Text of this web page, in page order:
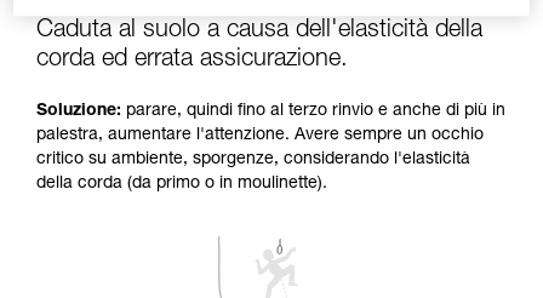
Caduta al suolo a causa dell'elasticità della
corda ed errata assicurazione.
Soluzione: parare, quindi fino al terzo rinvio e anche di più in
palestra, aumentare l'attenzione. Avere sempre un occhio
critico su ambiente, sporgenze, considerando l'elasticità
della corda (da primo o in moulinette).